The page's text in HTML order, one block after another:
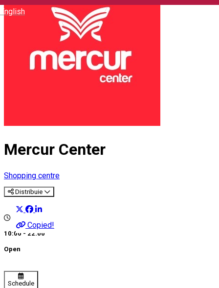
English
Mercur Center
Shopping centre
Distribuie
Copied!
10:00 - 22:00
Open
Schedule